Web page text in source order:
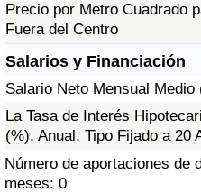
Precio por Metro Cuadrado
Fuera del Centro
Salarios y Financiación
Salario Neto Mensual
La Tasa de Interés
(%), Anual, Tipo Fijado a 20
Número de aportaciones de
meses: 0
Índice de Criminalidad
Índice de criminalidad por
Sanidad
Índice de Sanidad (Actual)